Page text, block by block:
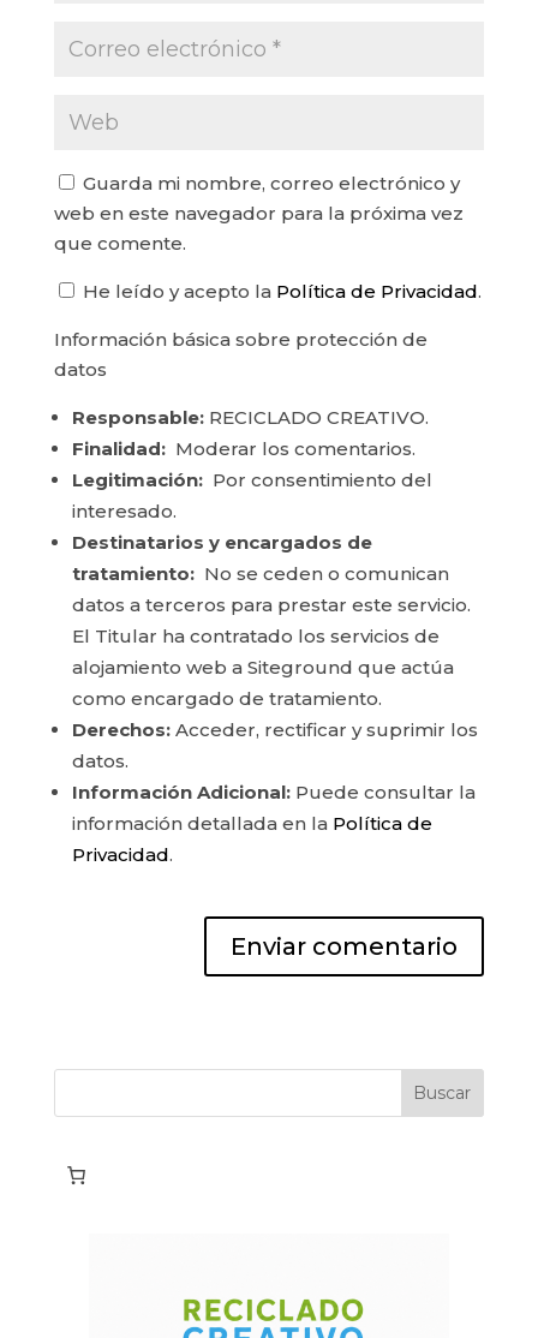
Guarda mi nombre, correo electrónico y
web en este navegador para la próxima vez
que comente.
He leído y acepto la Política de Privacidad.
Información básica sobre protección de
datos
Responsable:RECICLADO CREATIVO.
Finalidad:Moderar los comentarios.
Legitimación:Por consentimiento del
interesado.
Destinatarios y encargados de
tratamiento:No se ceden o comunican
datos a terceros para prestar este servicio.
El Titular ha contratado los servicios de
alojamiento web a Siteground que actúa
como encargado de tratamiento.
Derechos:Acceder, rectificar y suprimir los
datos.
Información Adicional:Puede consultar la
información detallada en la Política de
Privacidad.